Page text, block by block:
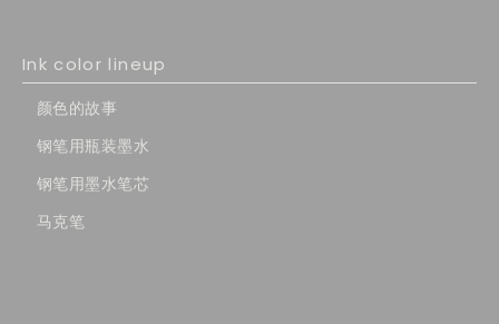
Ink color lineup
颜色的故事
钢笔用瓶装墨水
钢笔用墨水笔芯
马克笔